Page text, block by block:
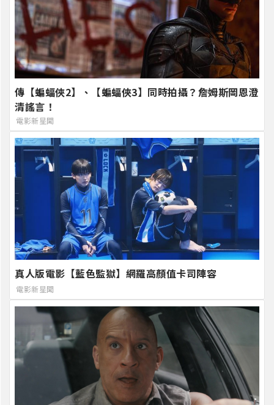
傳【蝙蝠俠2】、【蝙蝠俠3】同時拍攝？詹姆斯岡恩澄
清謠言！
電影新星聞
真人版電影【藍色監獄】網羅高顏值卡司陣容
電影新星聞